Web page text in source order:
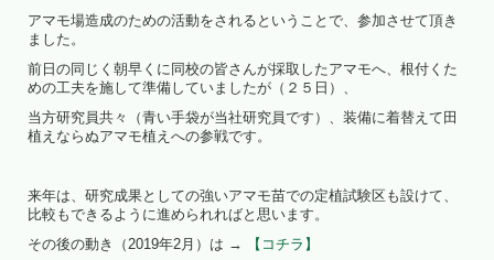
アマモ場造成のための活動をされるということで、参加させて頂き
ました。
前日の同じく朝早くに同校の皆さんが採取したアマモへ、根付くた
めの工夫を施して準備していましたが（２５日）、
当方研究員共々（青い手袋が当社研究員です）、装備に着替えて田
植えならぬアマモ植えへの参戦です。
来年は、研究成果としての強いアマモ苗での定植試験区も設けて、
比較もできるように進められればと思います。
その後の動き（2019年2月）は →
【コチラ】